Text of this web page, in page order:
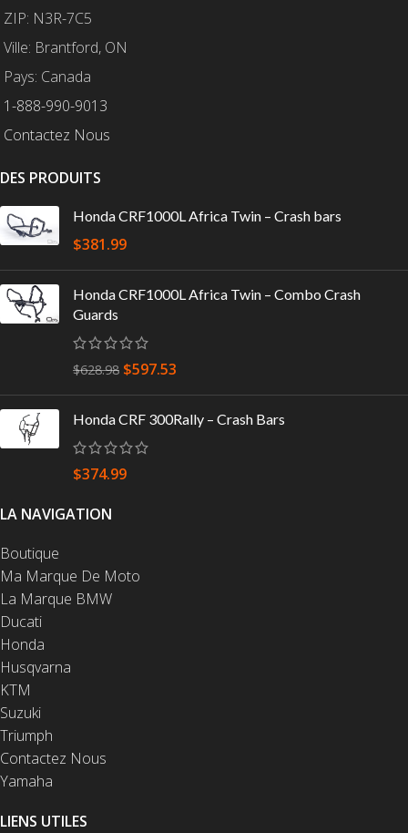
ZIP: N3R-7C5
Ville: Brantford, ON
Pays: Canada
1-888-990-9013
Contactez Nous
DES PRODUITS
Honda CRF1000L Africa Twin – Crash bars
$381.99
Honda CRF1000L Africa Twin – Combo Crash
Guards
$628.98 $597.53
Honda CRF 300Rally – Crash Bars
$374.99
LA NAVIGATION
Boutique
Ma Marque De Moto
La Marque BMW
Ducati
Honda
Husqvarna
KTM
Suzuki
Triumph
Contactez Nous
Yamaha
LIENS UTILES